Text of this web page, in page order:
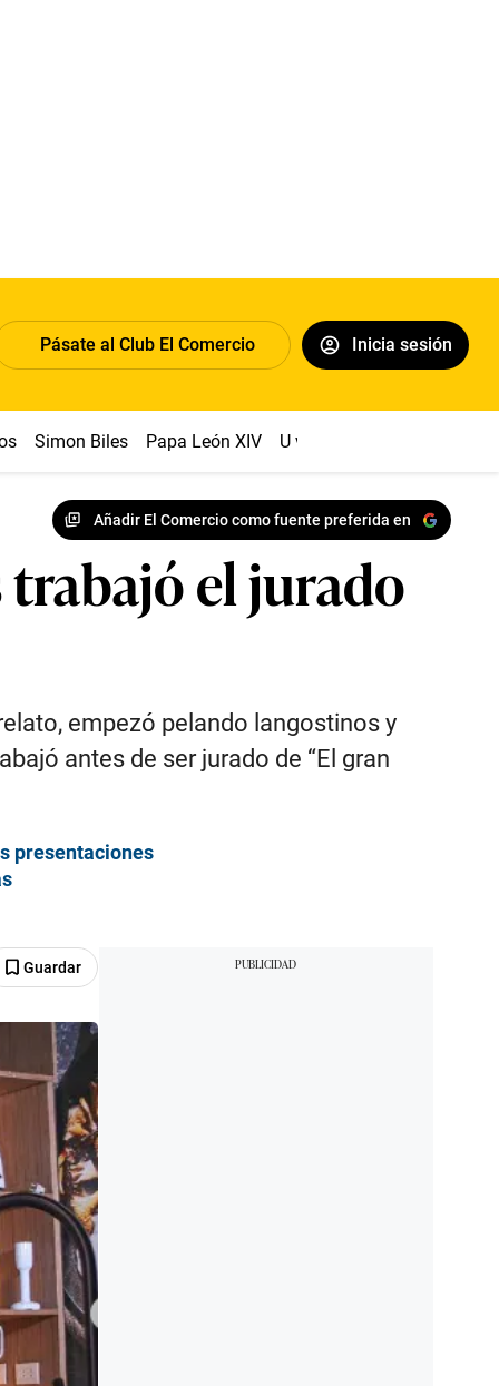
Pásate al Club El Comercio Inicia sesión
Simon Biles Papa León XIV U vs Cristal
Añadir El Comercio como fuente preferida en
trabajó el jurado
empezó pelando langostinos y
antes de ser jurado de “El gran
presentaciones
Guardar